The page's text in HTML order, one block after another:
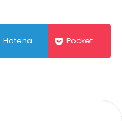
Hatena Pocket